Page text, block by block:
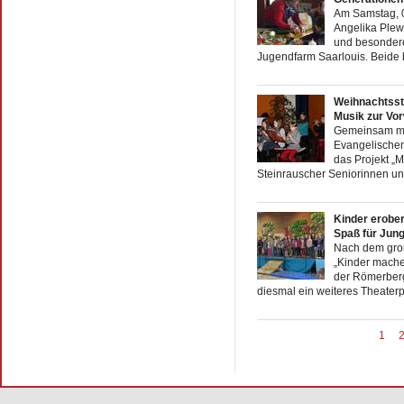
Am Samstag,
Angelika
und
Jugendfarm Saarlouis. Beide
Musik zur
Gemeinsam
das Projekt
Steinrauscher Seniorinnen
Kinder
Spaß für
Nach dem
„Kinder
der
diesmal ein weiteres
1